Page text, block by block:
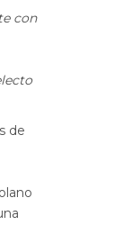
con
de